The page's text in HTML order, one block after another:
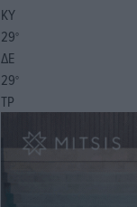
ΚΥ
29°
ΔΕ
29°
ΤΡ